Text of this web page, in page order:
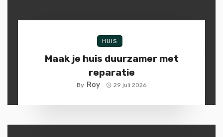
HUIS
Maak je huis duurzamer met
reparatie
By Roy 29 juli 2026